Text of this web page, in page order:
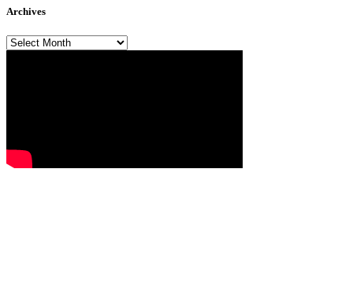
Archives
Archives